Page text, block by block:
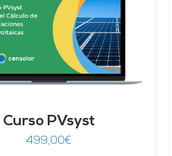
Curso PVsyst
499,00€
Valorado
4.95 de 5
AL CARRITO / DETALLES